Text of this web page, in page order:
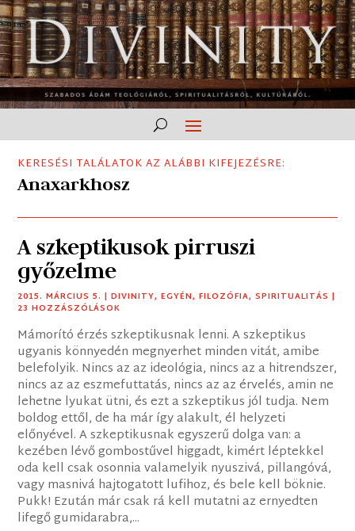
KERESÉSI TALÁLATOK AZ ALÁBBI KIFEJEZÉSRE:
Anaxarkhosz
A szkeptikusok pirruszi
győzelme
2015. MÁRCIUS 5. |DIVINITY,EGYÉN,FILOZÓFIA,SPIRITUALITÁS |
23 HOZZÁSZÓLÁSOK
Mámorító érzés szkeptikusnak lenni. A szkeptikus
ugyanis könnyedén megnyerhet minden vitát, amibe
belefolyik. Nincs az az ideológia, nincs az a hitrendszer,
nincs az az eszmefuttatás, nincs az az érvelés, amin ne
lehetne lyukat ütni, és ezt a szkeptikus jól tudja. Nem
boldog ettől, de ha már így alakult, él helyzeti
előnyével. A szkeptikusnak egyszerű dolga van: a
kezében lévő gombostűvel higgadt, kimért léptekkel
oda kell csak osonnia valamelyik nyuszivá, pillangóvá,
vagy masnivá hajtogatott lufihoz, és bele kell böknie.
Pukk! Ezután már csak rá kell mutatni az ernyedten
lifegő gumidarabra,...